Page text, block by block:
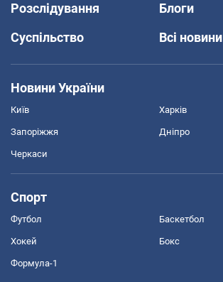
Розслідування
Блоги
Суспільство
Всі новини
Новини України
Київ Харків
Запоріжжя Дніпро
Черкаси
Спорт
Футбол Баскетбол
Хокей Бокс
Формула-1